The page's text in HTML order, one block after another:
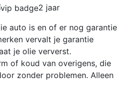
2 jaar
auto is en of er nog garantie
vervalt je garantie
je olie ververst.
of koud van overigens, die
zonder problemen. Alleen